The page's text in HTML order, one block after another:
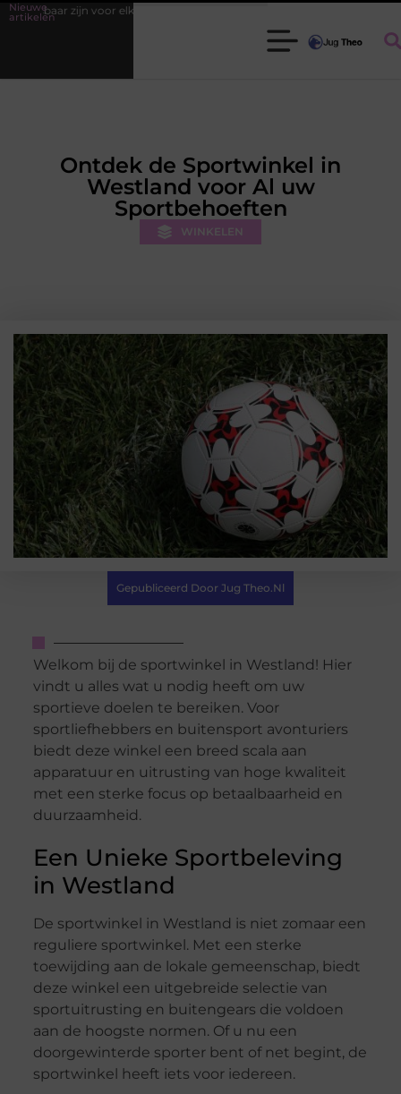
Nieuwe
artikelen Fysiotherapie Leidschendam: effectieve begeleiding bij pijn
Ontdek de Sportwinkel in
Westland voor Al uw
Sportbehoeften
WINKELEN
Gepubliceerd Door Jug Theo.nl
Welkom bij de sportwinkel in Westland! Hier
vindt u alles wat u nodig heeft om uw
sportieve doelen te bereiken. Voor
sportliefhebbers en buitensport avonturiers
biedt deze winkel een breed scala aan
apparatuur en uitrusting van hoge kwaliteit
met een sterke focus op betaalbaarheid en
duurzaamheid.
Een Unieke Sportbeleving
in Westland
De sportwinkel in Westland is niet zomaar een
reguliere sportwinkel. Met een sterke
toewijding aan de lokale gemeenschap, biedt
deze winkel een uitgebreide selectie van
sportuitrusting en buitengears die voldoen
aan de hoogste normen. Of u nu een
doorgewinterde sporter bent of net begint, de
sportwinkel heeft iets voor iedereen.